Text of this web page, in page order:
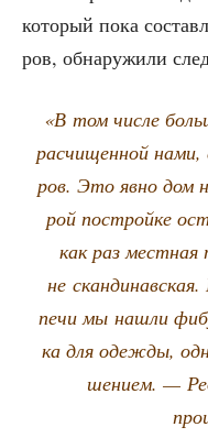
кото­рый пока
ров, обна­ру­жи­ли
«В том чис­ле
рас­чи­щен­ной
ров. Это явно дом
рой построй­ке
как раз мест­ная
не
печи мы нашли
ка для одеж­ды,
ше­ни­ем. —